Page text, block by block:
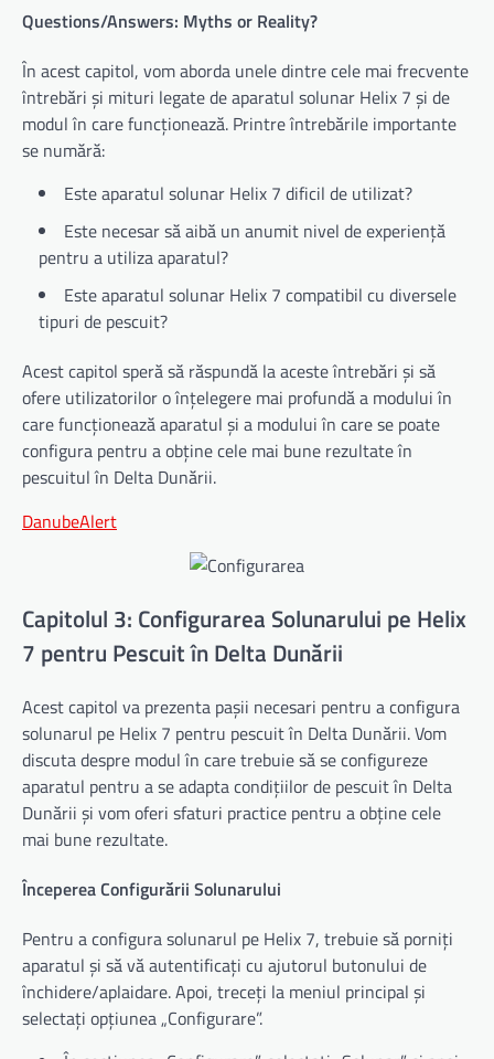
Questions/Answers: Myths or Reality?
În acest capitol, vom aborda unele dintre cele mai frecvente
întrebări și mituri legate de aparatul solunar Helix 7 și de
modul în care funcționează. Printre întrebările importante
se numără:
Este aparatul solunar Helix 7 dificil de utilizat?
Este necesar să aibă un anumit nivel de experiență
pentru a utiliza aparatul?
Este aparatul solunar Helix 7 compatibil cu diversele
tipuri de pescuit?
Acest capitol speră să răspundă la aceste întrebări și să
ofere utilizatorilor o înțelegere mai profundă a modului în
care funcționează aparatul și a modului în care se poate
configura pentru a obține cele mai bune rezultate în
pescuitul în Delta Dunării.
DanubeAlert
Capitolul 3: Configurarea Solunarului pe Helix
7 pentru Pescuit în Delta Dunării
Acest capitol va prezenta pașii necesari pentru a configura
solunarul pe Helix 7 pentru pescuit în Delta Dunării. Vom
discuta despre modul în care trebuie să se configureze
aparatul pentru a se adapta condițiilor de pescuit în Delta
Dunării și vom oferi sfaturi practice pentru a obține cele
mai bune rezultate.
Începerea Configurării Solunarului
Pentru a configura solunarul pe Helix 7, trebuie să porniți
aparatul și să vă autentificați cu ajutorul butonului de
închidere/aplaidare. Apoi, treceți la meniul principal și
selectați opțiunea „Configurare”.